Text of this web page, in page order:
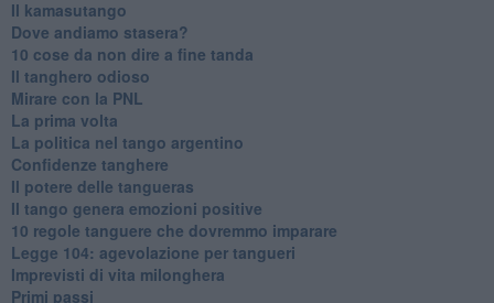
Il kamasutango
Dove andiamo stasera?
10 cose da non dire a fine tanda
Il tanghero odioso
Mirare con la PNL
La prima volta
La politica nel tango argentino
Confidenze tanghere
Il potere delle tangueras
Il tango genera emozioni positive
10 regole tanguere che dovremmo imparare
Legge 104: agevolazione per tangueri
Imprevisti di vita milonghera
Primi passi